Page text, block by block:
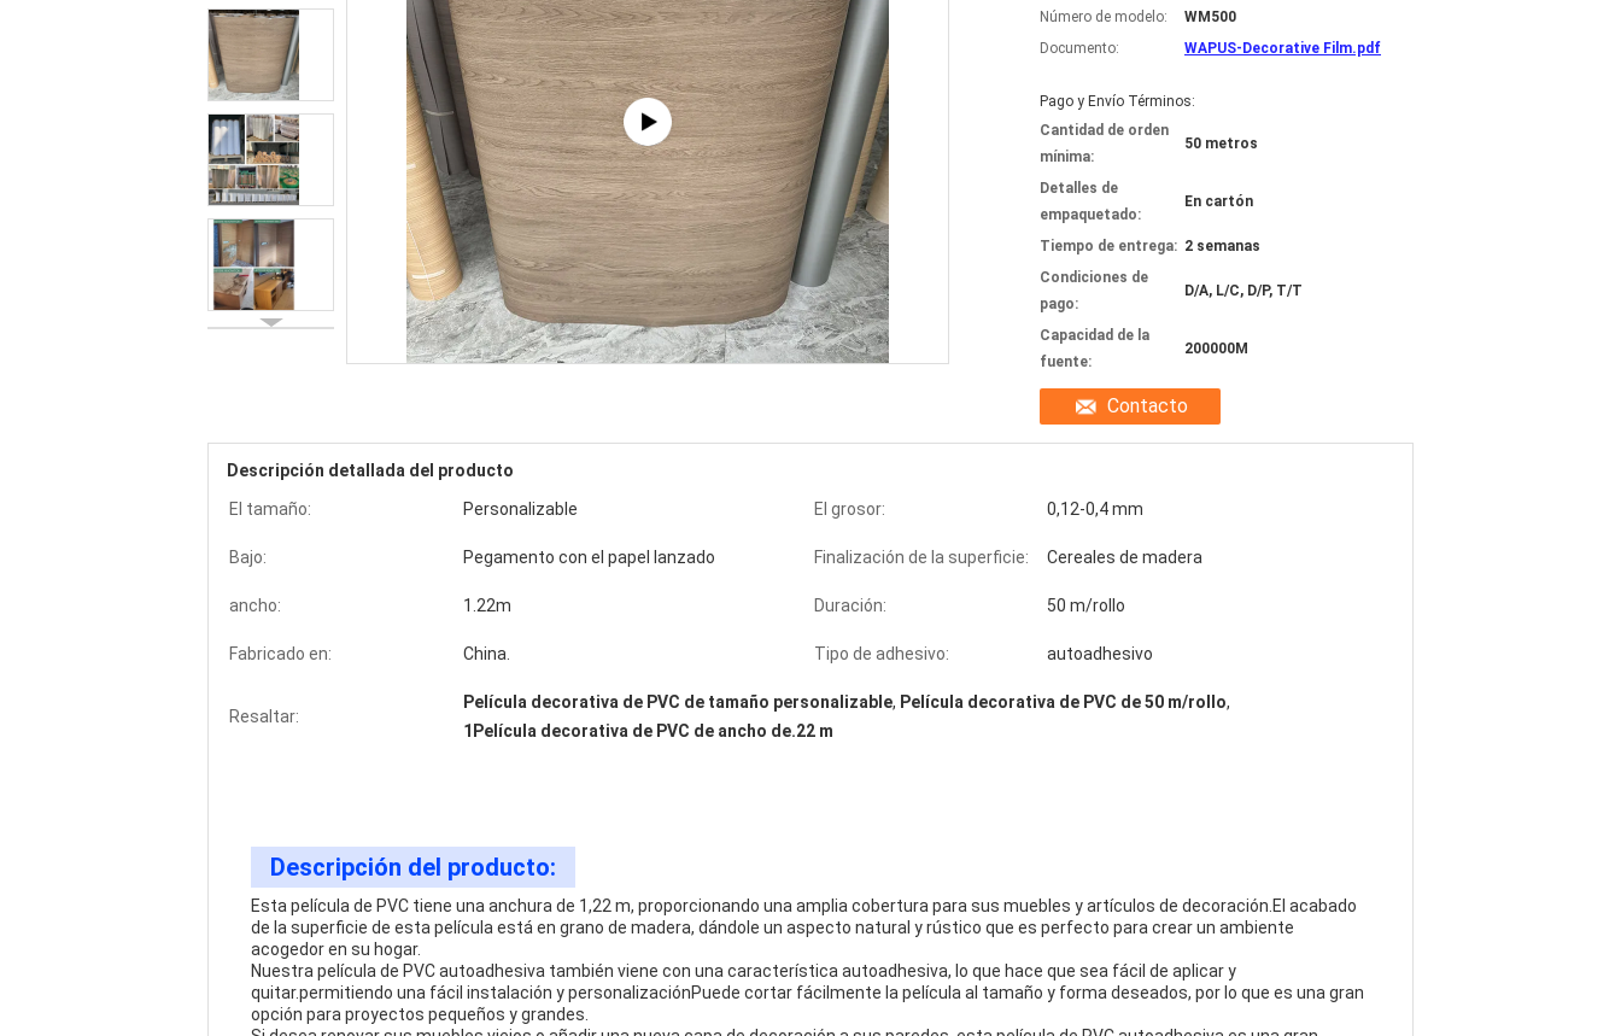
Número de modelo:
WM500
Documento:
WAPUS-Decorative Film.pdf
Pago y Envío Términos:
Cantidad de orden
mínima:
50 metros
Detalles de
empaquetado:
En cartón
Tiempo de entrega: 2 semanas
Condiciones de
pago:
D/A, L/C, D/P, T/T
Capacidad de la
fuente:
200000M
Contacto
Descripción detallada del producto
El tamaño:
Personalizable El grosor: 0,12-0,4 mm
Bajo: Pegamento con el papel lanzado Finalización de la superficie: Cereales de madera
ancho: 1.22m Duración: 50 m/rollo
Fabricado en: China. Tipo de adhesivo: autoadhesivo
Resaltar:
Película decorativa de PVC de tamaño personalizable, Película decorativa de PVC de 50 m/rollo,
1Película decorativa de PVC de ancho de.22 m
Descripción del producto:
Esta película de PVC tiene una anchura de 1,22 m, proporcionando una amplia cobertura para sus muebles y artículos de decoración.El acabado
de la superficie de esta película está en grano de madera, dándole un aspecto natural y rústico que es perfecto para crear un ambiente
acogedor en su hogar.
Nuestra película de PVC autoadhesiva también viene con una característica autoadhesiva, lo que hace que sea fácil de aplicar y
quitar.permitiendo una fácil instalación y personalizaciónPuede cortar fácilmente la película al tamaño y forma deseados, por lo que es una gran
opción para proyectos pequeños y grandes.